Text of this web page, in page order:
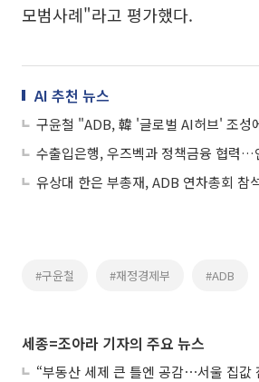
모범사례"라고 평가했다.
AI 추천 뉴스
구윤철 "ADB, 韓 '글로벌 AI허브' 조성
#구윤철 #재정경제부 #ADB
세종=조아라 기자의 주요 뉴스